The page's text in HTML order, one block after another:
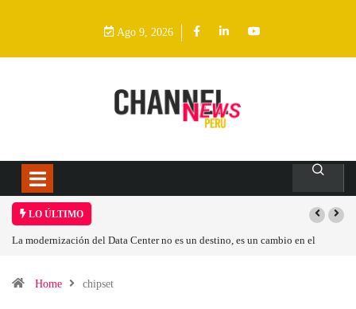
Ago 9, 2026
LO ÚLTIMO
La modernización del Data Center no es un destino, es un cambio en el
Home
chipset